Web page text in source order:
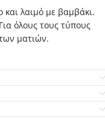
λαιμό με βαμβάκι.
όλους τους τύπους
ματιών.